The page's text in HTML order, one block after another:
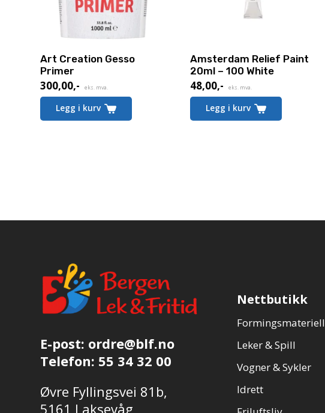
Art Creation Gesso
Primer
300,00,- eks. mva.
Legg i kurv
Amsterdam Relief Paint
20ml – 100 White
48,00,- eks. mva.
Legg i kurv
E-post: ordre@blf.no
Telefon: 55 34 32 00
Øvre Fyllingsvei 81b,
5161 Laksevåg
Nettbutikk
Formingsmateriell
Leker & Spill
Vogner & Sykler
Idrett